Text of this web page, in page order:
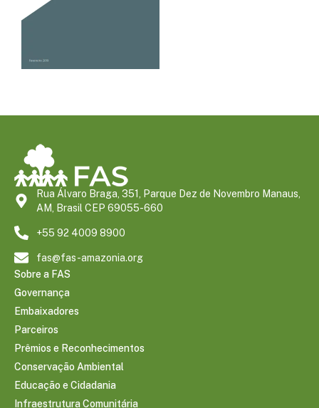
Rua Álvaro Braga, 351, Parque Dez de Novembro Manaus,
AM, Brasil CEP 69055-660
+55 92 4009 8900
fas@fas-amazonia.org
Sobre a FAS
Governança
Embaixadores
Parceiros
Prêmios e Reconhecimentos
Conservação Ambiental
Educação e Cidadania
Infraestrutura Comunitária